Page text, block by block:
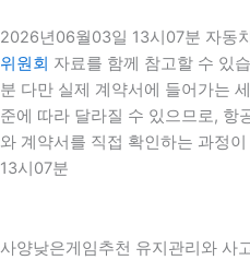
2026년06월03일 13시07분 자동
위원회 자료를 함께 참고할 수 있
분 다만 실제 계약서에 들어가는
준에 따라 달라질 수 있으므로, 항
와 계약서를 직접 확인하는 과정
13시07분
사양낮은게임추천 유지관리와 사